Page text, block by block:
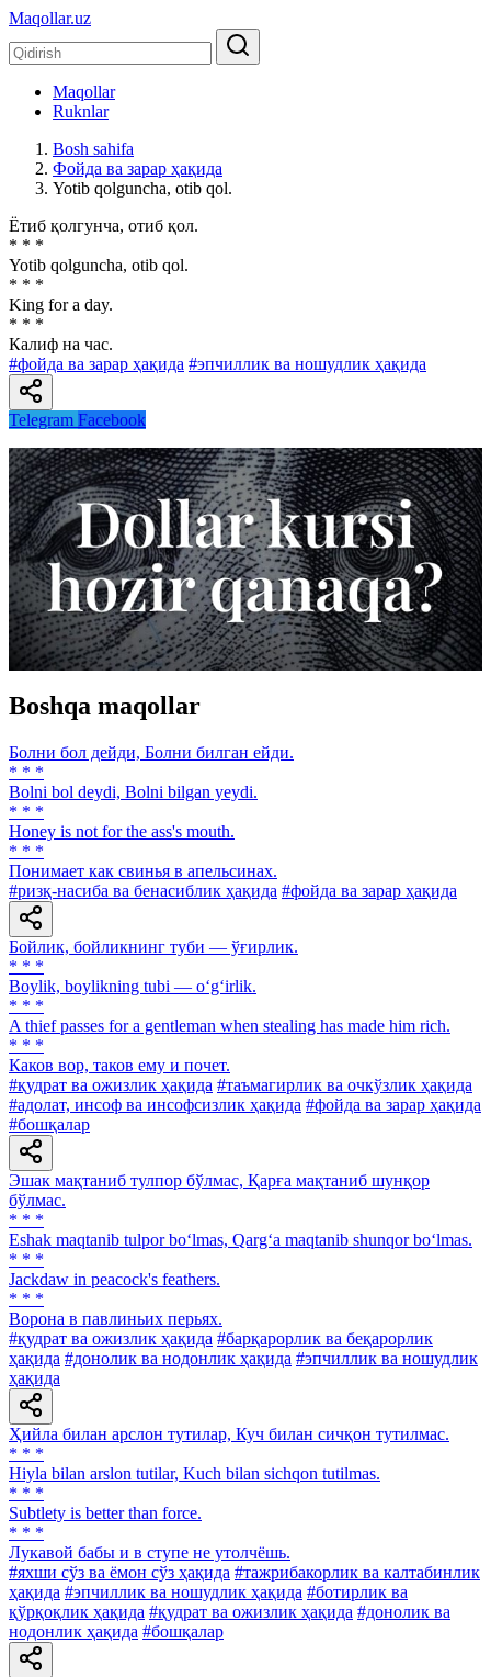
Maqollar.uz
Maqollar
Ruknlar
Bosh sahifa
Фойда ва зарар ҳақида
Yotib qolguncha, otib qol.
Ётиб қолгунча, отиб қол.
* * *
Yotib qolguncha, otib qol.
* * *
King for a day.
* * *
Калиф на час.
#фойда ва зарар ҳақида #эпчиллик ва ношудлик ҳақида
Telegram Facebook
Boshqa maqollar
Болни бол дейди, Болни билган ейди.
* * *
Bolni bol deydi, Bolni bilgan yeydi.
* * *
Honey is not for the ass's mouth.
* * *
Понимает как свинья в апельсинах.
#ризқ-насиба ва бенасиблик ҳақида #фойда ва зарар ҳақида
Бойлик, бойликнинг туби — ўғирлик.
* * *
Boylik, boylikning tubi — o‘g‘irlik.
* * *
A thief passes for a gentleman when stealing has made him rich.
* * *
Каков вор, таков ему и почет.
#қудрат ва ожизлик ҳақида #таъмагирлик ва очкўзлик ҳақида
#адолат, инсоф ва инсофсизлик ҳақида #фойда ва зарар ҳақида
#бошқалар
Эшак мақтаниб тулпор бўлмас, Қарға мақтаниб шунқор
бўлмас.
* * *
Eshak maqtanib tulpor bo‘lmas, Qarg‘a maqtanib shunqor bo‘lmas.
* * *
Jackdaw in peacock's feathers.
* * *
Ворона в павлиньих перьях.
#қудрат ва ожизлик ҳақида #барқарорлик ва беқарорлик
ҳақида #донолик ва нодонлик ҳақида #эпчиллик ва ношудлик
ҳақида
Ҳийла билан арслон тутилар, Куч билан сичқон тутилмас.
* * *
Hiyla bilan arslon tutilar, Kuch bilan sichqon tutilmas.
* * *
Subtlety is better than force.
* * *
Лукавой бабы и в ступе не утолчёшь.
#яхши сўз ва ёмон сўз ҳақида #тажрибакорлик ва калтабинлик
ҳақида #эпчиллик ва ношудлик ҳақида #ботирлик ва
қўрқоқлик ҳақида #қудрат ва ожизлик ҳақида #донолик ва
нодонлик ҳақида #бошқалар